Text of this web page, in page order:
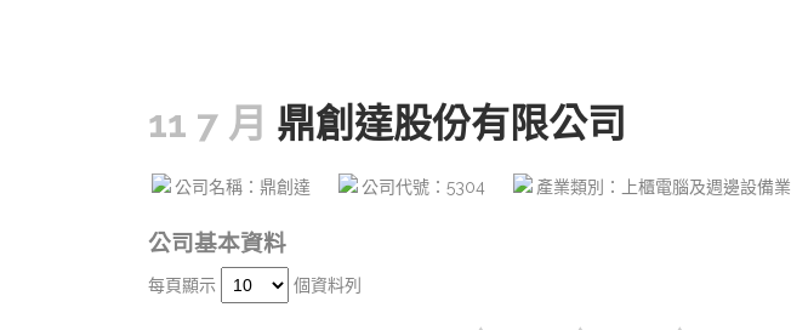
11 7 月 鼎創達股份有限公司
公司名稱：鼎創達 公司代號：5304 產業類別：上櫃電腦及週邊設備業
公司基本資料
每頁顯示 個資料列